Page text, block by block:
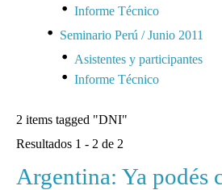
Informe Técnico
Seminario Perú / Junio 2011
Asistentes y participantes
Informe Técnico
2 items tagged "DNI"
Resultados 1 - 2 de 2
Argentina: Ya podés